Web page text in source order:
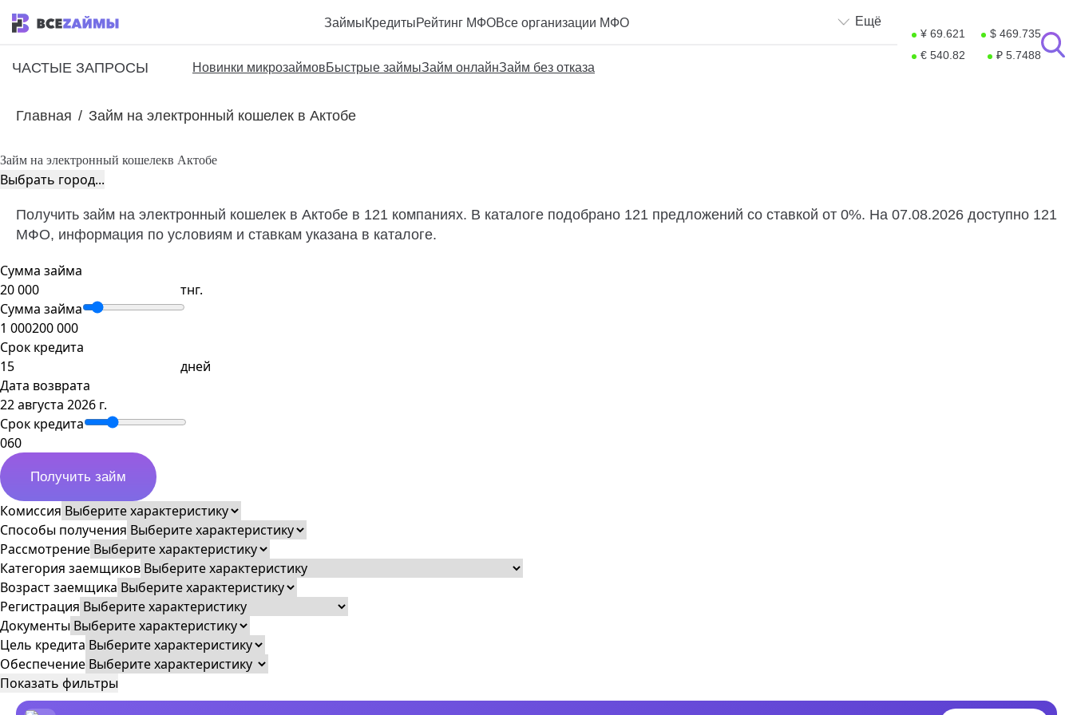
ЗаймыКредитыРейтинг МФОВсе организации МФО Ещё
ЧАСТЫЕ ЗАПРОСЫ Новинки микрозаймовБыстрые займыЗайм онлайнЗайм без отказа
¥ 69.621
$ 469.735
€ 540.82
₽ 5.7488
Главная / Займ на электронный кошелек в Актобе
Займ на электронный кошелекв Актобе
Выбрать город...
Получить займ на электронный кошелек в Актобе в 121 компаниях. В каталоге подобрано 121 предложений со ставкой от 0%. На 07.08.2026 доступно 121
МФО, информация по условиям и ставкам указана в каталоге.
Сумма займа
тнг.
Сумма займа
1 000200 000
Срок кредита
дней
Дата возврата
22 августа 2026 г.
Срок кредита
060
Получить займ
Комиссия
Способы получения
Рассмотрение
Категория заемщиков
Возраст заемщика
Регистрация
Документы
Цель кредита
Обеспечение
Показать фильтры